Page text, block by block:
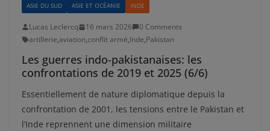
ASIE DU SUD ASIE ET OCÉANIE INDE
Lucas Leclercq 16 mars 2026
0 Comments
artillerie,aviation,conflit armé,Inde,Pakistan
Les guerres indo-pakistanaises: les
confrontations de 2019 et 2025 (6/6)
Essentiellement de nature diplomatique depuis la
confrontation de 2001, les tensions entre le Pakistan et
l’Inde reprennent une dimension militaire